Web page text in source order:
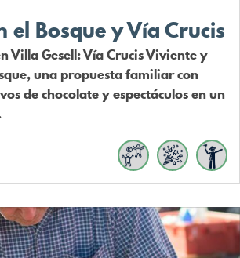
el Bosque y Vía Crucis
Villa Gesell: Vía Crucis Viviente y
una propuesta familiar con
de chocolate y espectáculos en un